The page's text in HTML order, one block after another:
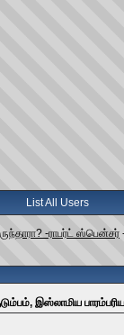
List All Users
-ராபர்ட் ஸ்பென்சர்
இஸ்லாமிய